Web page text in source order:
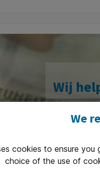
Wij
We
cookies to ensure
choice of the use of